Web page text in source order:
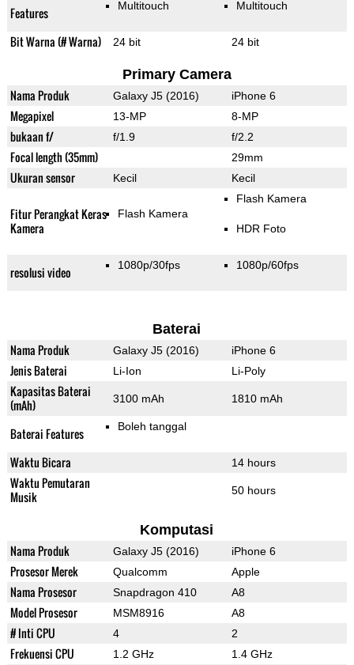
Features Multitouch Multitouch
Bit Warna (# Warna) 24 bit 24 bit
Primary Camera
Nama Produk Galaxy J5 (2016) iPhone 6
Megapixel 13-MP 8-MP
bukaan f/ f/1.9 f/2.2
Focal length (35mm) 29mm
Ukuran sensor Kecil Kecil
Fitur Perangkat Keras
Kamera
Flash Kamera
Flash Kamera
HDR Foto
resolusi video 1080p/30fps 1080p/60fps
Baterai
Nama Produk Galaxy J5 (2016) iPhone 6
Jenis Baterai Li-Ion Li-Poly
Kapasitas Baterai
(mAh)
3100 mAh 1810 mAh
Baterai Features Boleh tanggal
Waktu Bicara 14 hours
Waktu Pemutaran
Musik
50 hours
Komputasi
Nama Produk Galaxy J5 (2016) iPhone 6
Prosesor Merek Qualcomm Apple
Nama Prosesor Snapdragon 410 A8
Model Prosesor MSM8916 A8
# Inti CPU 4 2
Frekuensi CPU 1.2 GHz 1.4 GHz